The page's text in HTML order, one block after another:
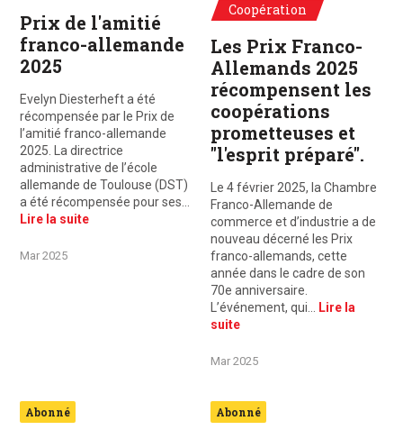
Prix de l'amitié
franco-allemande
2025
Evelyn Diesterheft a été
récompensée par le Prix de
l’amitié franco-allemande
2025. La directrice
administrative de l’école
allemande de Toulouse (DST)
a été récompensée pour ses…
Lire la suite
Mar 2025
Coopération
Les Prix Franco-
Allemands 2025
récompensent les
coopérations
prometteuses et
"l'esprit préparé".
Le 4 février 2025, la Chambre
Franco-Allemande de
commerce et d’industrie a de
nouveau décerné les Prix
franco-allemands, cette
année dans le cadre de son
70e anniversaire.
L’événement, qui…
Lire la
suite
Mar 2025
Abonné Abonné